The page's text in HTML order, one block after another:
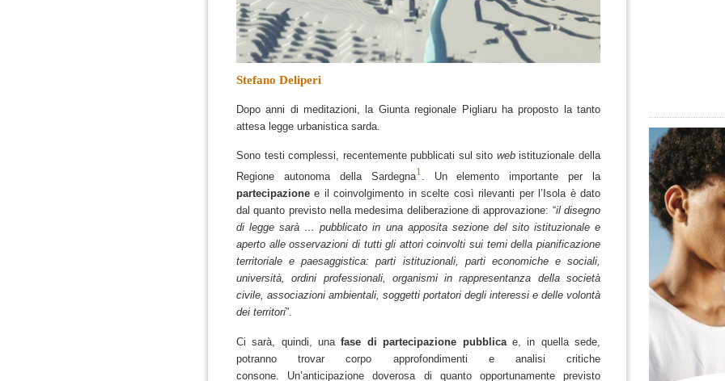
Stefano Deliperi
Dopo anni di meditazioni, la Giunta regionale Pigliaruha proposto la tanto
attesa legge urbanistica sarda
Sono testi complessi, recentemente pubblicati sul sito webistituzionale della
Regione autonoma della Sardegna1. Un elemento importante per la
partecipazionee il coinvolgimento in scelte così rilevanti per l’Isola è dato
dal quanto previsto nella medesima deliberazione di approvazione: “il disegno
di legge sarà … pubblicato in una apposita sezione del sito istituzionale e
aperto alle osservazioni di tutti gli attori coinvolti sui temi della pianificazione
territoriale e paesaggistica: parti istituzionali, parti economiche e sociali,
università, ordini professionali, organismi in rappresentanza della società
civile, associazioni ambientali, soggetti portatori degli interessi e delle volontà
dei territori”.
Ci sarà, quindi, unafase di partecipazione pubblicae, in quella sede,
potranno trovar corpo approfondimenti e analisi critiche
consone. Un’anticipazione doverosa di quanto opportunamente previsto